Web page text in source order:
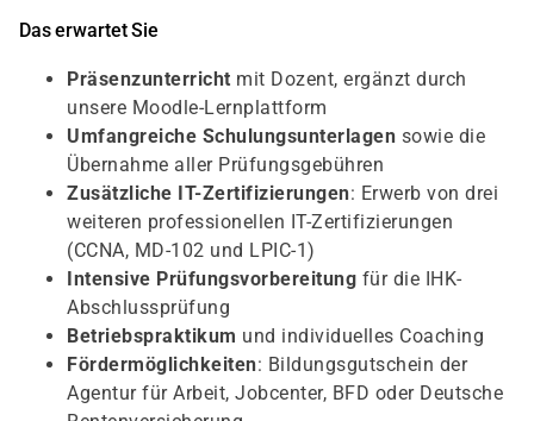
Das erwartet Sie
Präsenzunterricht mit Dozent, ergänzt durch
unsere Moodle-Lernplattform
Umfangreiche Schulungsunterlagen sowie die
Übernahme aller Prüfungsgebühren
Zusätzliche IT-Zertifizierungen: Erwerb von drei
weiteren professionellen IT-Zertifizierungen
(CCNA, MD-102 und LPIC-1)
Intensive Prüfungsvorbereitung für die IHK-
Abschlussprüfung
Betriebspraktikum und individuelles Coaching
Fördermöglichkeiten: Bildungsgutschein der
Agentur für Arbeit, Jobcenter, BFD oder Deutsche